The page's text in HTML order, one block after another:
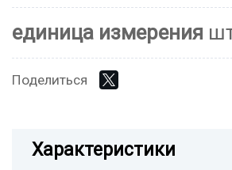
единица измерения
Поделиться
Характеристики